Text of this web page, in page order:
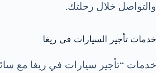
والتواصل خلال رحلتك.
خدمات تأجير السيارات في ريغا
خدمات “تأجير سيارات في ريغا مع